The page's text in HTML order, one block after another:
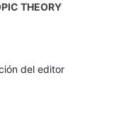
THEORY
del editor